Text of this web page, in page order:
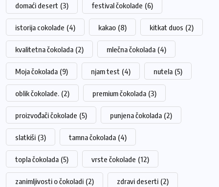
domaći desert (3) festival čokolade (6)
istorija cokolade (4) kakao (8) kitkat duos (2)
kvalitetna čokolada (2) mlečna čokolada (4)
Moja čokolada (9) njam test (4) nutela (5)
oblik čokolade. (2) premium čokolada (3)
proizvođači čokolade (5) punjena čokolada (2)
slatkiši (3) tamna čokolada (4)
topla čokolada (5) vrste čokolade (12)
zanimljivosti o čokoladi (2) zdravi deserti (2)